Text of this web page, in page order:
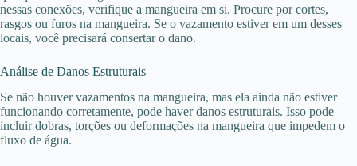
nessas conexões, verifique a mangueira em si. Procure por cortes,
rasgos ou furos na mangueira. Se o vazamento estiver em um desses
locais, você precisará consertar o dano.
Análise de Danos Estruturais
Se não houver vazamentos na mangueira, mas ela ainda não estiver
funcionando corretamente, pode haver danos estruturais. Isso pode
incluir dobras, torções ou deformações na mangueira que impedem o
fluxo de água.